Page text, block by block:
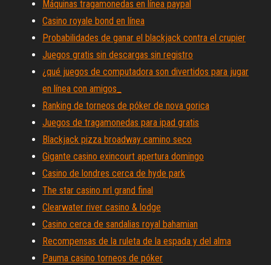
Máquinas tragamonedas en línea paypal
Casino royale bond en línea
Probabilidades de ganar el blackjack contra el crupier
Juegos gratis sin descargas sin registro
¿qué juegos de computadora son divertidos para jugar
en línea con amigos_
Ranking de torneos de póker de nova gorica
Juegos de tragamonedas para ipad gratis
Blackjack pizza broadway camino seco
Gigante casino exincourt apertura domingo
Casino de londres cerca de hyde park
The star casino nrl grand final
Clearwater river casino & lodge
Casino cerca de sandalias royal bahamian
Recompensas de la ruleta de la espada y del alma
Pauma casino torneos de póker